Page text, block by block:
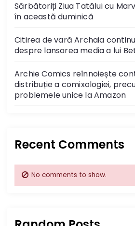
Sărbătoriți Ziua Tatălui cu
în această duminică
Citirea de vară Archaia
despre lansarea media a lui
Archie Comics reînnoiește
distribuție a comixologiei,
problemele unice la Amazon
Recent Comments
No comments to show.